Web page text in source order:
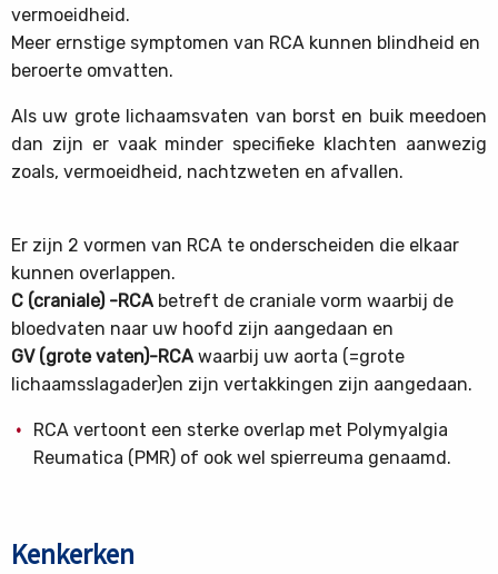
vermoeidheid.
Meer ernstige symptomen van RCA kunnen blindheid en
beroerte omvatten.
Als uw grote lichaamsvaten van borst en buik meedoen
dan zijn er vaak minder specifieke klachten aanwezig
zoals, vermoeidheid, nachtzweten en afvallen.
Er zijn 2 vormen van RCA te onderscheiden die elkaar
kunnen overlappen.
C (craniale) -RCA betreft de craniale vorm waarbij de
bloedvaten naar uw hoofd zijn aangedaan en
GV (grote vaten)-RCA waarbij uw aorta (=grote
lichaamsslagader)en zijn vertakkingen zijn aangedaan.
RCA vertoont een sterke overlap met Polymyalgia
Reumatica (PMR) of ook wel spierreuma genaamd.
Kenkerken